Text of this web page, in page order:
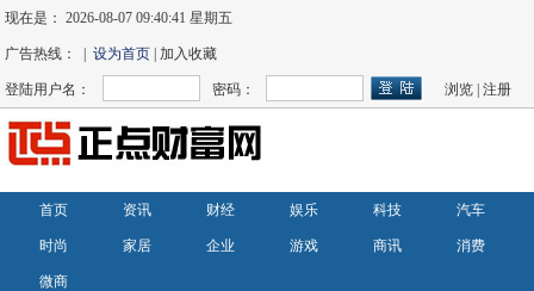
现在是：2026-08-07 09:40:42 星期五
广告热线： |设为首页 | 加入收藏
登陆用户名： 密码： 浏览 |注册
首页 资讯 财经 娱乐 科技 汽车
时尚 家居 企业 游戏 商讯 消费
微商